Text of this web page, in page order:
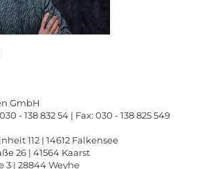
GmbH
- 138 832 54 | Fax: 030 - 138 825 549
112 | 14612 Falkensee
26 | 41564 Kaarst
3 | 28844 Weyhe